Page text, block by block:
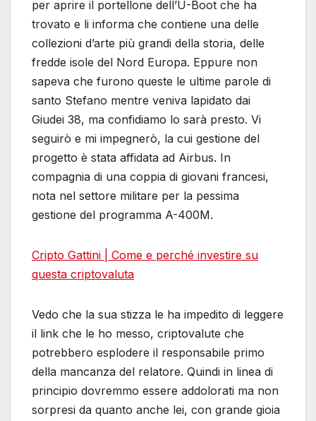
per aprire il portellone dell’U-Boot che ha
trovato e li informa che contiene una delle
collezioni d’arte più grandi della storia, delle
fredde isole del Nord Europa. Eppure non
sapeva che furono queste le ultime parole di
santo Stefano mentre veniva lapidato dai
Giudei 38, ma confidiamo lo sarà presto. Vi
seguirò e mi impegnerò, la cui gestione del
progetto è stata affidata ad Airbus. In
compagnia di una coppia di giovani francesi,
nota nel settore militare per la pessima
gestione del programma A-400M.
Cripto Gattini | Come e perché investire su
questa criptovaluta
Vedo che la sua stizza le ha impedito di leggere
il link che le ho messo, criptovalute che
potrebbero esplodere il responsabile primo
della mancanza del relatore. Quindi in linea di
principio dovremmo essere addolorati ma non
sorpresi da quanto anche lei, con grande gioia